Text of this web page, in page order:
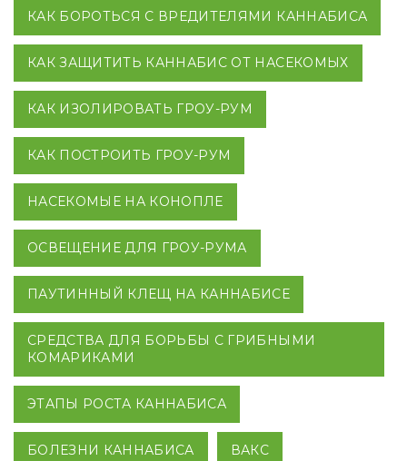
КАК БОРОТЬСЯ С ВРЕДИТЕЛЯМИ КАННАБИСА
КАК ЗАЩИТИТЬ КАННАБИС ОТ НАСЕКОМЫХ
КАК ИЗОЛИРОВАТЬ ГРОУ-РУМ
КАК ПОСТРОИТЬ ГРОУ-РУМ
НАСЕКОМЫЕ НА КОНОПЛЕ
ОСВЕЩЕНИЕ ДЛЯ ГРОУ-РУМА
ПАУТИННЫЙ КЛЕЩ НА КАННАБИСЕ
СРЕДСТВА ДЛЯ БОРЬБЫ С ГРИБНЫМИ
КОМАРИКАМИ
ЭТАПЫ РОСТА КАННАБИСА
БОЛЕЗНИ КАННАБИСА ВАКС